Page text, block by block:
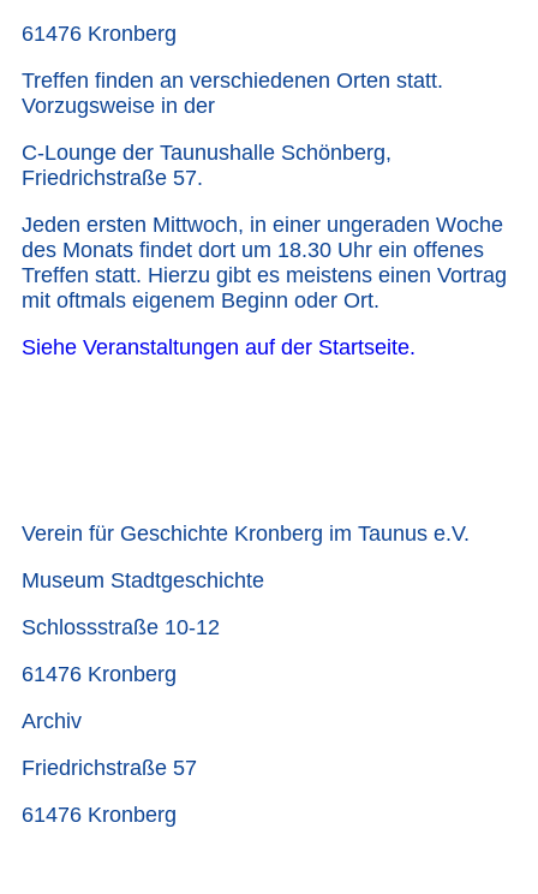
61476 Kronberg
Treffen finden an verschiedenen Orten statt.
Vorzugsweise in der
C-Lounge der Taunushalle Schönberg,
Friedrichstraße 57.
Jeden ersten Mittwoch, in einer ungeraden Woche
des Monats findet dort um 18.30 Uhr ein offenes
Treffen statt. Hierzu gibt es meistens einen Vortrag
mit oftmals eigenem Beginn oder Ort.
Siehe Veranstaltungen auf der Startseite.
Verein für Geschichte Kronberg im Taunus e.V.
Museum Stadtgeschichte
Schlossstraße 10-12
61476 Kronberg
Archiv
Friedrichstraße 57
61476 Kronberg